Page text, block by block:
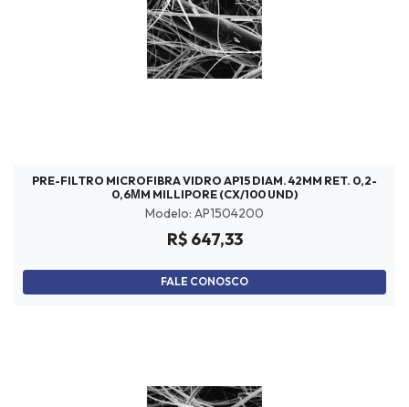
PRE-FILTRO MICROFIBRA VIDRO AP15 DIAM. 42MM RET. 0,2-
0,6ΜM MILLIPORE (CX/100 UND)
Modelo: AP1504200
R$ 647,33
FALE CONOSCO